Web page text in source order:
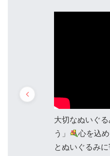
大切なぬいぐ
う」
心を込
とぬいぐるみ